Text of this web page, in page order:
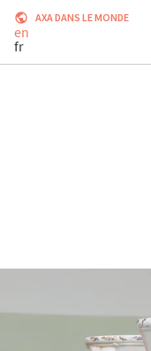
AXA DANS LE MONDE
en
fr